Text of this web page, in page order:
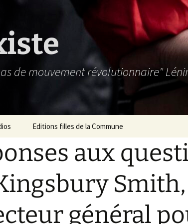
de mouvement révolutionnaire"
Editions filles de la Commune
aux
Smith,
général